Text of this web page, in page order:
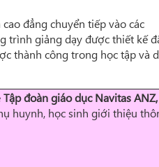
đẳng chuyển tiếp vào các
trình giảng dạy được thiết kế
thành công trong học tập và
Tập đoàn giáo dục Navitas ANZ,
huynh, học sinh giới thiệu